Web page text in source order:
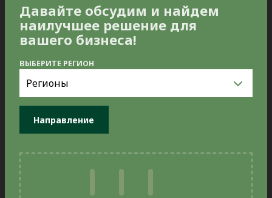
Давайте обсудим и найдем
наилучшее решение для
вашего бизнеса!
ВЫБЕРИТЕ РЕГИОН
регион